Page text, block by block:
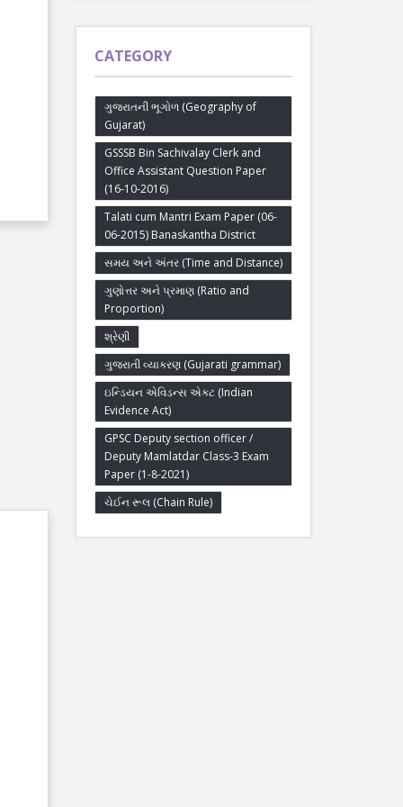
CATEGORY
ગુજરાતની ભૂગોળ (Geography of
Gujarat)
GSSSB Bin Sachivalay Clerk and
Office Assistant Question Paper
(16-10-2016)
Talati cum Mantri Exam Paper (06-
06-2015) Banaskantha District
સમય અને અંતર (Time and Distance)
ગુણોત્તર અને પ્રમાણ (Ratio and
Proportion)
શ્રેણી
ગુજરાતી વ્યાકરણ (Gujarati grammar)
ઇન્ડિયન એવિડન્સ એક્ટ (Indian
Evidence Act)
GPSC Deputy section officer /
Deputy Mamlatdar Class-3 Exam
Paper (1-8-2021)
ચેઈન રૂલ (Chain Rule)